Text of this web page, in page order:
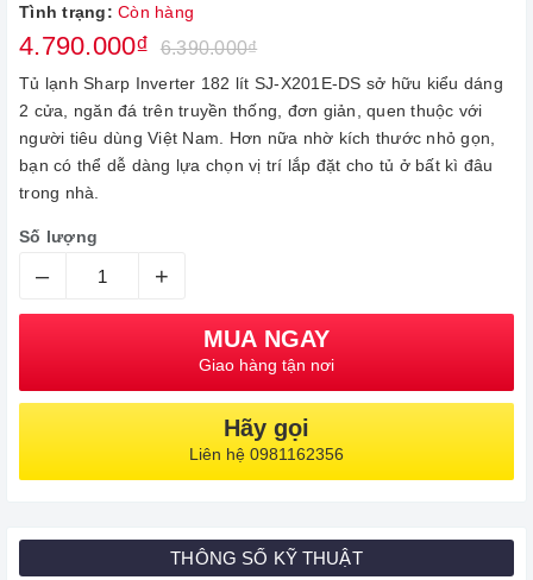
Tình trạng: Còn hàng
4.790.000₫ 6.390.000₫
Tủ lạnh Sharp Inverter 182 lít SJ-X201E-DS sở hữu kiểu dáng
2 cửa, ngăn đá trên truyền thống, đơn giản, quen thuộc với
người tiêu dùng Việt Nam. Hơn nữa nhờ kích thước nhỏ gọn,
bạn có thể dễ dàng lựa chọn vị trí lắp đặt cho tủ ở bất kì đâu
trong nhà.
Số lượng
– +
MUA NGAY
Giao hàng tận nơi
Hãy gọi
Liên hệ 0981162356
THÔNG SỐ KỸ THUẬT